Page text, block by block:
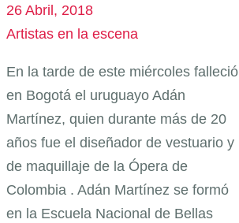
26 Abril, 2018
Artistas en la escena
En la tarde de este miércoles falleció
en Bogotá el uruguayo Adán
Martínez, quien durante más de 20
años fue el diseñador de vestuario y
de maquillaje de la Ópera de
Colombia . Adán Martínez se formó
en la Escuela Nacional de Bellas